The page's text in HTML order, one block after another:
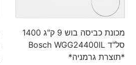
מכונת כביסה ‏‏בוש 9 ‏ק"ג 1400
סל"ד Bosch WGG24400IL
*תוצרת גרמניה*